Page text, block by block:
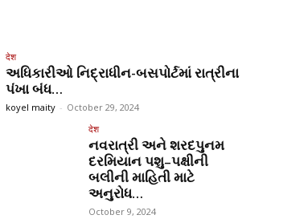
देश
અધિકારીઓ નિદ્રાધીન-બસપોર્ટમાં રાત્રીના
પંખા બંધ…
koyel maity - October 29, 2024
देश
નવરાત્રી અને શરદપુનમ
દરમિયાન પશુ–પક્ષીની
બલીની માહિતી માટે
અનુરોધ…
October 9, 2024